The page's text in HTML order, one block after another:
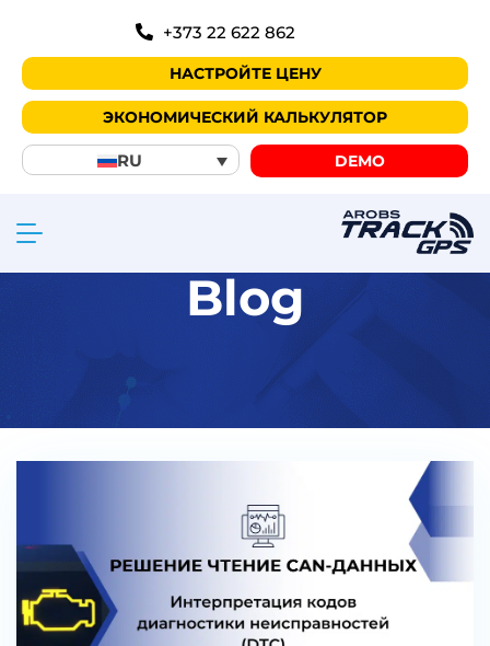
+373 22 622 862
НАСТРОЙТЕ ЦЕНУ
ЭКОНОМИЧЕСКИЙ КАЛЬКУЛЯТОР
RU DEMO
Blog